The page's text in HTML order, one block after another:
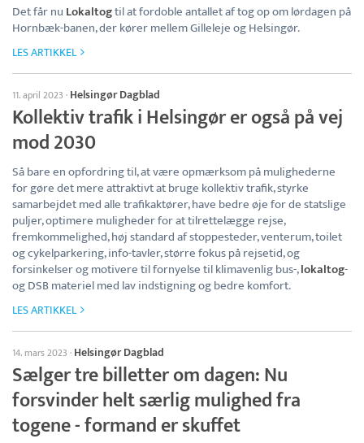
Det får nu Lokaltogtil at fordoble antallet af tog op om lørdagen på
Hornbæk-banen, der kører mellem Gilleleje og Helsingør.
LES ARTIKKEL
11. april 2023 · Helsingør Dagblad
Kollektiv trafik i Helsingør er også på vej
mod 2030
Så bare en opfordring til, at være opmærksom på mulighederne
for gøre det mere attraktivt at bruge kollektiv trafik, styrke
samarbejdet med alle trafikaktører, have bedre øje for de statslige
puljer, optimere muligheder for at tilrettelægge rejse,
fremkommelighed, høj standard af stoppesteder, venterum, toilet
og cykelparkering, info-tavler, større fokus på rejsetid, og
forsinkelser og motivere til fornyelse til klimavenlig bus-,lokaltog-
og DSB materiel med lav indstigning og bedre komfort.
LES ARTIKKEL
14. mars 2023 · Helsingør Dagblad
Sælger tre billetter om dagen: Nu
forsvinder helt særlig mulighed fra
togene - formand er skuffet